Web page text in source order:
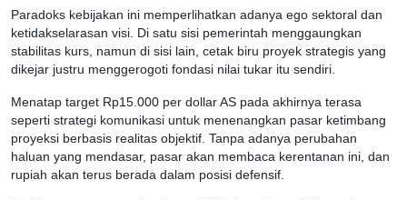
Paradoks kebijakan ini memperlihatkan adanya ego sektoral dan
ketidakselarasan visi. Di satu sisi pemerintah menggaungkan
stabilitas kurs, namun di sisi lain, cetak biru proyek strategis yang
dikejar justru menggerogoti fondasi nilai tukar itu sendiri.
Menatap target Rp15.000 per dollar AS pada akhirnya terasa
seperti strategi komunikasi untuk menenangkan pasar ketimbang
proyeksi berbasis realitas objektif. Tanpa adanya perubahan
haluan yang mendasar, pasar akan membaca kerentanan ini, dan
rupiah akan terus berada dalam posisi defensif.